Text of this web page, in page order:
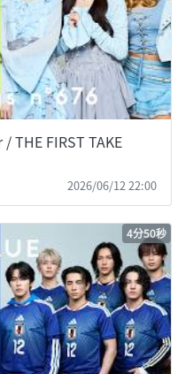
THE FIRST TAKE
2026/06/12 22:00
4分50秒